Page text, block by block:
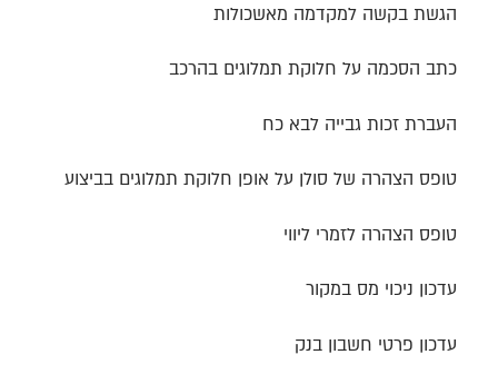
הגשת בקשה למקדמה מאשכולות
כתב הסכמה על חלוקת תמלוגים בהרכב
העברת זכות גבייה לבא כח
טופס הצהרה של סולן על אופן חלוקת תמלוגים בביצוע
טופס הצהרה לזמרי ליווי
עדכון ניכוי מס במקור
עדכון פרטי חשבון בנק